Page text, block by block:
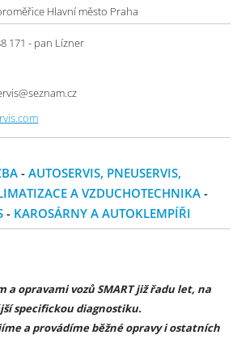
Hlavní město Praha
171 - pan Lízner
-AUTOSERVIS, PNEUSERVIS,
A VZDUCHOTECHNIKA -
- KAROSÁRNY A AUTOKLEMPÍŘI
a opravami vozů SMART již řadu let, na
specifickou diagnostiku.
a provádíme běžné opravy i ostatních